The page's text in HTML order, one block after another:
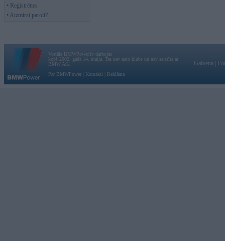
• Reģistrēties
• Aizmirsi paroli?
Vortāls BMWPower.lv darbojas
kopš 2002. gada 14. maija. Tas nav auto klubs un nav saistīts ar
BMW AG.
Par BMWPower
Kontakti Reklāma
Galvena